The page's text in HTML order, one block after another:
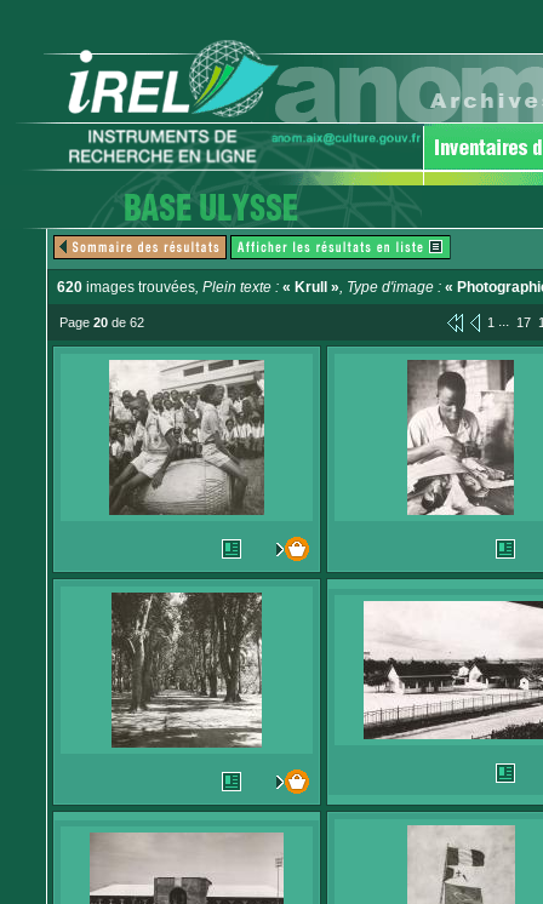
620 images trouvées, Plein texte : « Krull », Type d'image : «
Page 20 de 62 1 ... 17